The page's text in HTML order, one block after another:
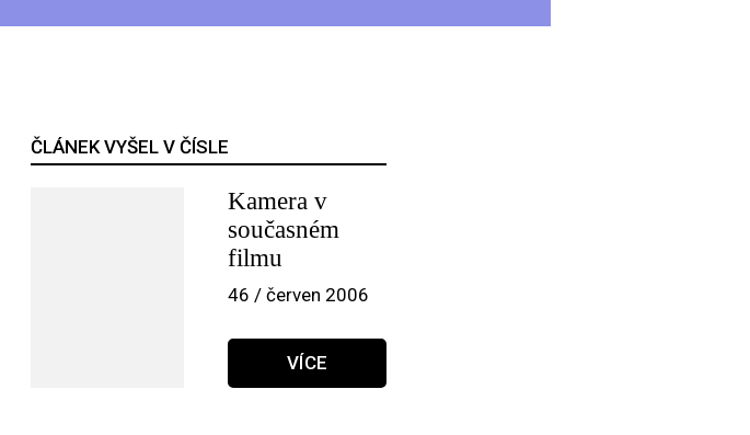
ČLÁNEK VYŠEL V ČÍSLE
Kamera v
současném
filmu
46 / červen 2006
VÍCE